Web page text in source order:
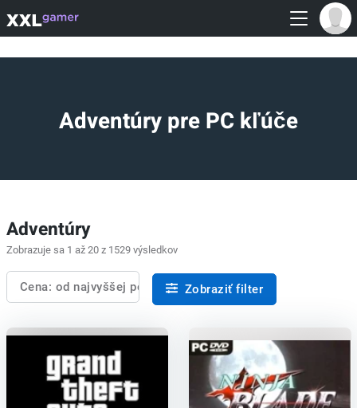
Adventúry pre PC kľúče
Adventúry
Zobrazuje sa 1 až 20 z 1529 výsledkov
Cena: od najvyššej po najnižšiuZobraziť filter